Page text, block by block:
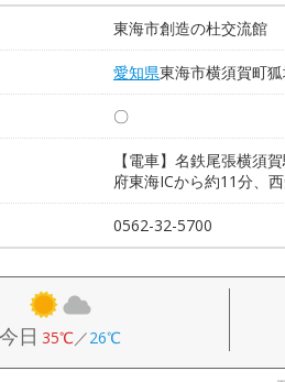
東海市創造の杜交流館
愛知県東海市横須賀町狐
〇
【電車】名鉄尾張横須
府東海ICから約11分、
0562-32-5700
今日 35℃／26℃